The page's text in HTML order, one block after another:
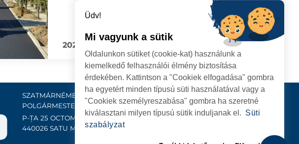
2025.09.23 TOVÁBB
SZATMÁRNÉMETI
POLGÁRMESTERI HIVATAL
P-ȚA 25 OCTOMBRIE, NR. 1 CORP M,
440026 SATU MARE
Kapcsolat
KÖVESSENEK
Üdv!
Mi vagyunk a sütik
Oldalunkon sütiket (cookie-kat) használunk a
kiemelkedő felhasználói élmény biztosítása
érdekében. Kattintson a "Cookiek elfogadása" gombra
ha egyetért minden típusú süti használatával vagy a
"Cookiek személyreszabása" gombra ha szeretné
kiválasztani milyen típusú sütik induljanak el. Süti
szabályzat